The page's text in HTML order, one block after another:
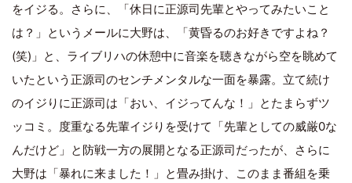
をイジる。さらに、「休日に正源司先輩とやってみたいこと
は？」というメールに大野は、「黄昏るのお好きですよね？
(笑)」と、ライブリハの休憩中に音楽を聴きながら空を眺めて
いたという正源司のセンチメンタルな一面を暴露。立て続け
のイジりに正源司は「おい、イジってんな！」とたまらずツ
ッコミ。度重なる先輩イジりを受けて「先輩としての威厳0な
んだけど」と防戦一方の展開となる正源司だったが、さらに
大野は「暴れに来ました！」と畳み掛け、このまま番組を乗